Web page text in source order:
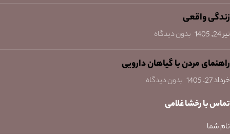
زندگی واقعی
تیر 24, 1405 بدون دیدگاه
راهنمای مردن با گیاهان دارویی
خرداد 27, 1405 بدون دیدگاه
تماس با رخشا غلامی
نام شما